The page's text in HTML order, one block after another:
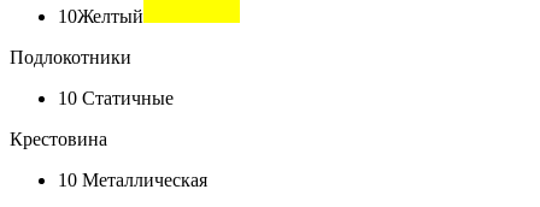
10Желтый
Подлокотники
10 Статичные
Крестовина
10 Металлическая